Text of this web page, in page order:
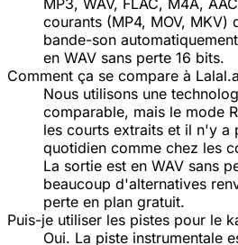
MP3, WAV, FLAC, M4A,
courants (MP4, MOV, MKV)
bande-son
en WAV sans perte 16 bits.
Comment ça se compare à
Nous utilisons une
comparable, mais le mode
les courts extraits et il n'y a
quotidien comme chez les
La sortie est en WAV sans
beaucoup d'alternatives
perte en plan gratuit.
Puis-je utiliser les pistes pour le
Oui. La piste instrumentale